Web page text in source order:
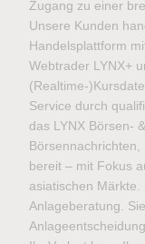
Zugang zu einer
Unsere Kunden
Handelsplattform
Webtrader LYNX+
(Realtime-
Service durch
das LYNX Börsen-
bereit – mit Fokus
asiatischen Märkte.
Anlageberatung.